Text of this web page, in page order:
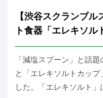
【渋谷スクランブ
ト食器「エレキソル
「減塩スプーン」と話
と「エレキソルトカッ
した。「エレキソルト